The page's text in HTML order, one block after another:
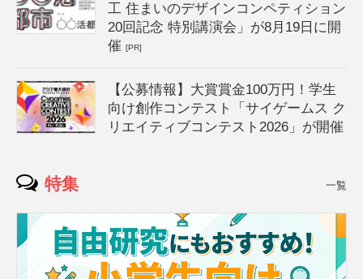
工 住まいのデザインコンペティション
20回記念 特別講演会」が8月19日に開
催[PR]
【公募情報】大賞賞金100万円！学生
向け創作コンテスト「サイゲームス ク
リエイティブコンテスト2026」が開催
特集 一覧